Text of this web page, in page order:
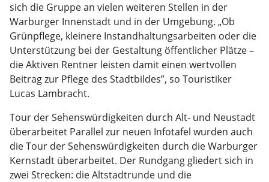
sich die Gruppe an vielen weiteren Stellen in der
Warburger Innenstadt und in der Umgebung. „Ob
Grünpflege, kleinere Instandhaltungsarbeiten oder die
Unterstützung bei der Gestaltung öffentlicher Plätze –
die Aktiven Rentner leisten damit einen wertvollen
Beitrag zur Pflege des Stadtbildes”, so Touristiker
Lucas Lambracht.
Tour der Sehenswürdigkeiten durch Alt- und Neustadt
überarbeitet Parallel zur neuen Infotafel wurden auch
die Tour der Sehenswürdigkeiten durch die Warburger
Kernstadt überarbeitet. Der Rundgang gliedert sich in
zwei Strecken: die Altstadtrunde und die